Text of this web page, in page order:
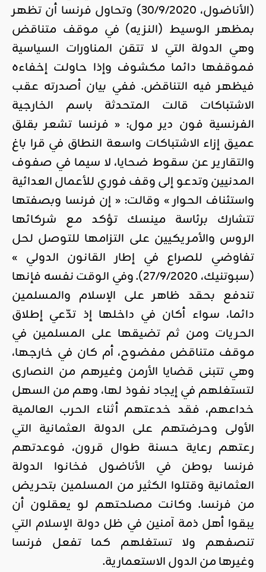
(الأناضول، 30/9/2020) وتحاول فرنسا أن تظهر
بمظهر الوسيط (النزيه) في موقف متناقض
وهي الدولة التي لا تتقن المناورات السياسية
فموقفها دائما مكشوف وإذا حاولت إخفاءه
فيظهر فيه التناقض. ففي بيان أصدرته عقب
الاشتباكات قالت المتحدثة باسم الخارجية
الفرنسية فون دير مول: « فرنسا تشعر بقلق
عميق إزاء الاشتباكات واسعة النطاق في قرا باغ
والتقارير عن سقوط ضحايا، لا سيما في صفوف
المدنيين وتدعو إلى وقف فوري للأعمال العدائية
واستئناف الحوار » وقالت: « إن فرنسا وبصفتها
تتشارك برئاسة مينسك تؤكد مع شركائها
الروس والأمريكيين على التزامها للتوصل لحل
تفاوضي للصراع في إطار القانون الدولي »
(سبوتنيك، 27/9/2020). وفي الوقت نفسه فإنها
تندفع بحقد ظاهر على الإسلام والمسلمين
دائما، سواء أكان في داخلها إذ تدّعي إطلاق
الحريات ومن ثم تضيقها على المسلمين في
موقف متناقض مفضوح، أم كان في خارجها،
وهي تتبنى قضايا الأرمن وغيرهم من النصارى
لتستغلهم في إيجاد نفوذ لها، وهم من السهل
خداعهم، فقد خدعتهم أثناء الحرب العالمية
الأولى وحرضتهم على الدولة العثمانية التي
رعتهم رعاية حسنة طوال قرون، فوعدتهم
فرنسا بوطن في الأناضول فخانوا الدولة
العثمانية وقتلوا الكثير من المسلمين بتحريض
من فرنسا. وكانت مصلحتهم لو يعقلون أن
يبقوا أهل ذمة آمنين في ظل دولة الإسلام التي
تنصفهم ولا تستغلهم كما تفعل فرنسا
وغيرها من الدول الاستعمارية.